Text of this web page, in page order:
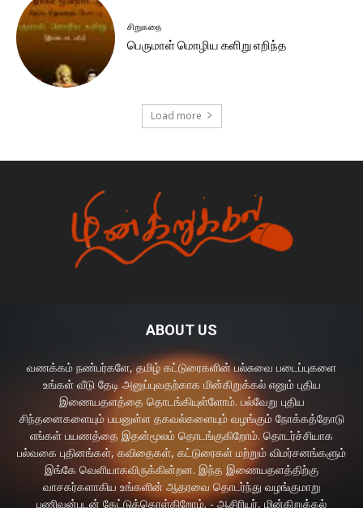
சிறுகதை
பெருமாள் மொழிய களிறு எறிந்த
Load more
ABOUT US
வணக்கம் நண்பர்களே, தமிழ் கட்டுரைகளின் பல்சுவை படைப்புகளை
உங்கள் வீடு தேடி அனுப்புவதற்காக மின்கிறுக்கல் எனும் புதிய
இணையதளத்தை தொடங்கியுள்ளோம். பல்வேறு புதிய
சிந்தனைகளையும் பயனுள்ள தகவல்களையும் வழங்கும் நோக்கத்தோடு
எங்கள் பயணத்தை இதன்மூலம் தொடங்குகிறோம். தொடர்ச்சியாக
பல்வகை புதினங்கள், கவிதைகள், கட்டுரைகள் மற்றும் விமர்சனங்களும்
இங்கே வெளியாகவிருக்கின்றன. இந்த இணையதளத்திற்கு
வாசகர்களாகிய உங்களின் ஆதரவை தொடர்ந்து வழங்குமாறு
பணிவன்புடன் கேட்டுக்கொள்கிறோம். - ஆசிரியர், மின்கிறுக்கல்